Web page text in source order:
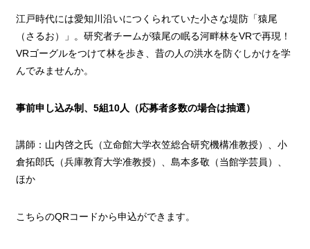
江戸時代には愛知川沿いにつくられていた小さな堤防「猿尾
（さるお）」。研究者チームが猿尾の眠る河畔林をVRで再現！
VRゴーグルをつけて林を歩き、昔の人の洪水を防ぐしかけを学
んでみませんか。
事前申し込み制、5組10人（応募者多数の場合は抽選）
講師：山内啓之氏（立命館大学衣笠総合研究機構准教授）、小
倉拓郎氏（兵庫教育大学准教授）、島本多敬（当館学芸員）、
ほか
こちらのQRコードから申込ができます。